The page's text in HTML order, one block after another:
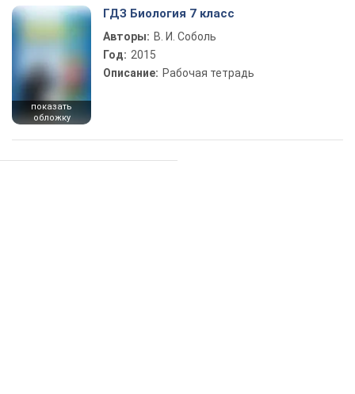
показать
обложку
ГДЗ Биология 7 класс
Авторы: В. И. Соболь
Год: 2015
Описание: Рабочая тетрадь